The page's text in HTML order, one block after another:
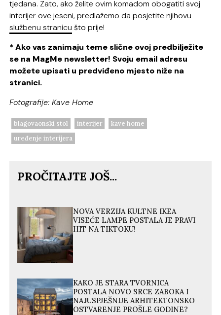
tjedana. Zato, ako želite ovim komadom obogatiti svoj
interijer ove jeseni, predlažemo da posjetite njihovu
službenu stranicu što prije!
* Ako vas zanimaju teme slične ovoj predbilježite
se na MagMe newsletter! Svoju email adresu
možete upisati u predviđeno mjesto niže na
stranici.
Fotografije: Kave Home
blagovaonski stol interijer
kave home
uređenje interijera
PROČITAJTE JOŠ...
NOVA VERZIJA KULTNE IKEA
VISEĆE LAMPE POSTALA JE PRAVI
HIT NA TIKTOKU!
KAKO JE STARA TVORNICA
POSTALA NOVO SRCE ZABOKA I
NAJUSPJEŠNIJE ARHITEKTONSKO
OSTVARENJE PROŠLE GODINE?